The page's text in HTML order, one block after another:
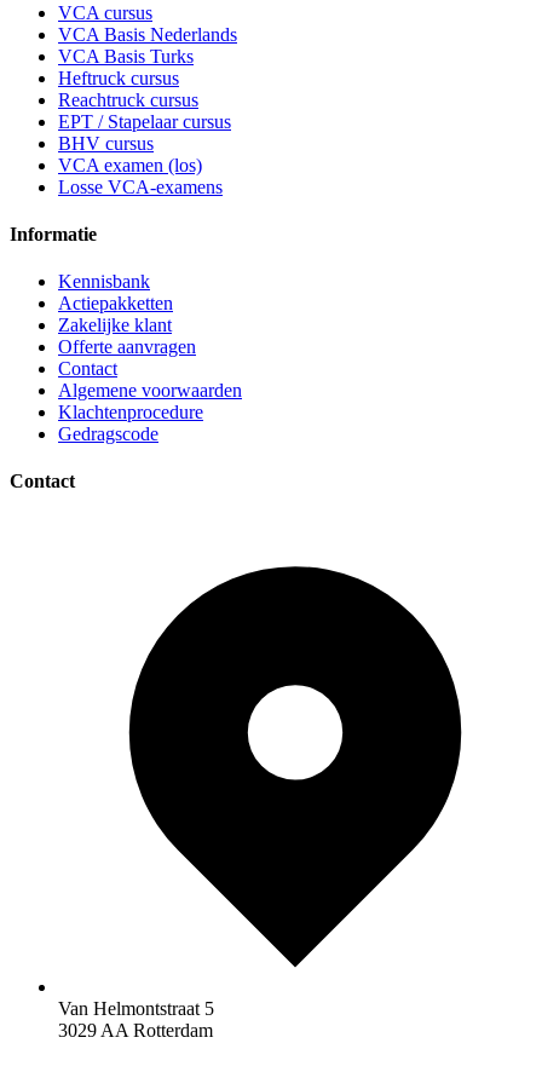
VCA cursus
VCA Basis Nederlands
VCA Basis Turks
Heftruck cursus
Reachtruck cursus
EPT / Stapelaar cursus
BHV cursus
VCA examen (los)
Losse VCA-examens
Informatie
Kennisbank
Actiepakketten
Zakelijke klant
Offerte aanvragen
Contact
Algemene voorwaarden
Klachtenprocedure
Gedragscode
Contact
Van Helmontstraat 5
3029 AA Rotterdam